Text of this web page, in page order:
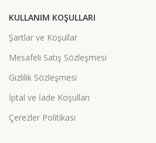
KULLANIM KOŞULLARI
Şartlar ve Koşullar
Mesafeli Satış Sözleşmesi
Gizlilik Sözleşmesi
İptal ve İade Koşulları
Çerezler Politikası